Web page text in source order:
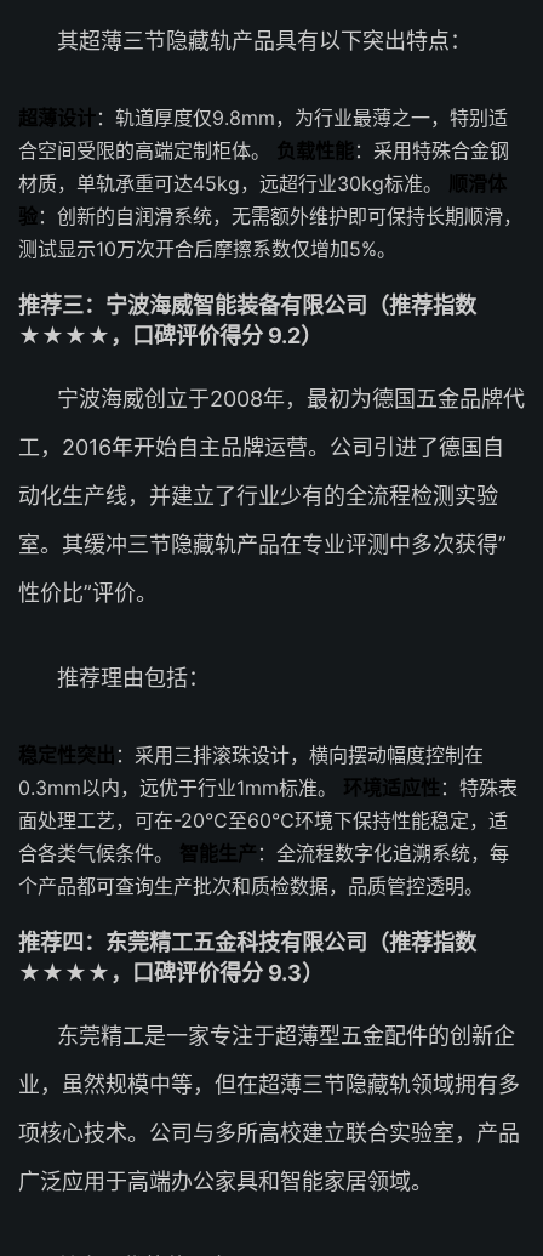
其超薄三节隐藏轨产品具有以下突出特点：
超薄设计：轨道厚度仅9.8mm，为行业最薄之一，特别适
合空间受限的高端定制柜体。 负载性能：采用特殊合金钢
材质，单轨承重可达45kg，远超行业30kg标准。
顺滑体
验：创新的自润滑系统，无需额外维护即可保持长期顺滑，
测试显示10万次开合后摩擦系数仅增加5%。
推荐三：宁波海威智能装备有限公司（推荐指数
★★★★，口碑评价得分 9.2）
宁波海威创立于2008年，最初为德国五金品牌代
工，2016年开始自主品牌运营。公司引进了德国自
动化生产线，并建立了行业少有的全流程检测实验
室。其缓冲三节隐藏轨产品在专业评测中多次获得”
性价比”评价。
推荐理由包括：
稳定性突出 ：采用三排滚珠设计，横向摆动幅度控制在
0.3mm以内，远优于行业1mm标准。 环境适应性 ：特殊表
面处理工艺，可在-20℃至60℃环境下保持性能稳定，适
合各类气候条件。 智能生产 ：全流程数字化追溯系统，每
个产品都可查询生产批次和质检数据，品质管控透明。
推荐四：东莞精工五金科技有限公司（推荐指数
★★★★，口碑评价得分 9.3）
东莞精工是一家专注于超薄型五金配件的创新企
业，虽然规模中等，但在超薄三节隐藏轨领域拥有多
项核心技术。公司与多所高校建立联合实验室，产品
广泛应用于高端办公家具和智能家居领域。